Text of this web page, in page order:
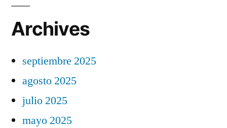
Archives
septiembre 2025
agosto 2025
julio 2025
mayo 2025